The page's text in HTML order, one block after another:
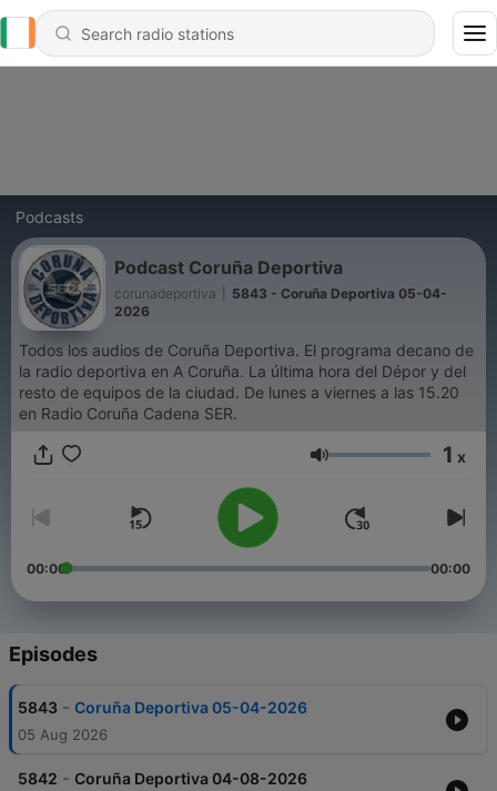
Podcasts
Podcast Coruña Deportiva
corunadeportiva
5843 - Coruña Deportiva 05-04-
2026
Todos los audios de Coruña Deportiva. El programa decano de
la radio deportiva en A Coruña. La última hora del Dépor y del
resto de equipos de la ciudad. De lunes a viernes a las 15.20
en Radio Coruña Cadena SER.
Volume 1 x
00:00 00:00
Episodes
5843 - Coruña Deportiva 05-04-2026
05 Aug 2026
5842 - Coruña Deportiva 04-08-2026